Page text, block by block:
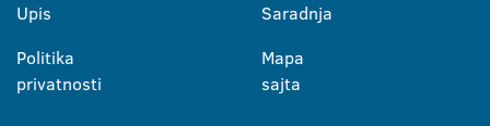
Upis
Politika
privatnosti
Saradnja
Mapa
sajta